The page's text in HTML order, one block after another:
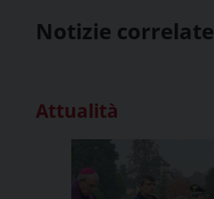
Notizie correlate
Attualità